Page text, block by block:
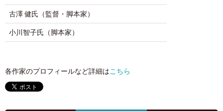
古澤 健氏（監督・脚本家）
小川智子氏（脚本家）
各作家のプロフィールなど詳細はこちら